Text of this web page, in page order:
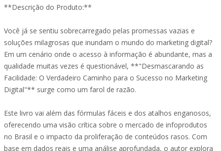
**Descrição do Produto:**
Você já se sentiu sobrecarregado pelas promessas vazias e
soluções milagrosas que inundam o mundo do marketing digital?
Em um cenário onde o acesso à informação é abundante, mas a
qualidade muitas vezes é questionável, **"Desmascarando as
Facilidade: O Verdadeiro Caminho para o Sucesso no Marketing
Digital"** surge como um farol de razão.
Este livro vai além das fórmulas fáceis e dos atalhos enganosos,
oferecendo uma visão crítica sobre o mercado de infoprodutos
no Brasil e o impacto da proliferação de conteúdos rasos. Com
base em dados reais e uma análise aprofundada, o autor explora